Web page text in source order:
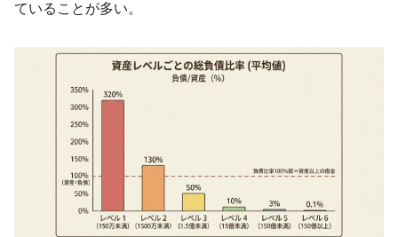
ていることが多い。